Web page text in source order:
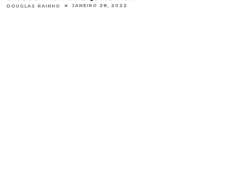
DOUGLAS RAINHO JANEIRO 28, 2022